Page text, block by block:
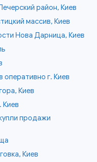
район, Киев
массив, Киев
Нова Дарница, Киев
оперативно г. Киев
Киев
Киев
продажи
Киев